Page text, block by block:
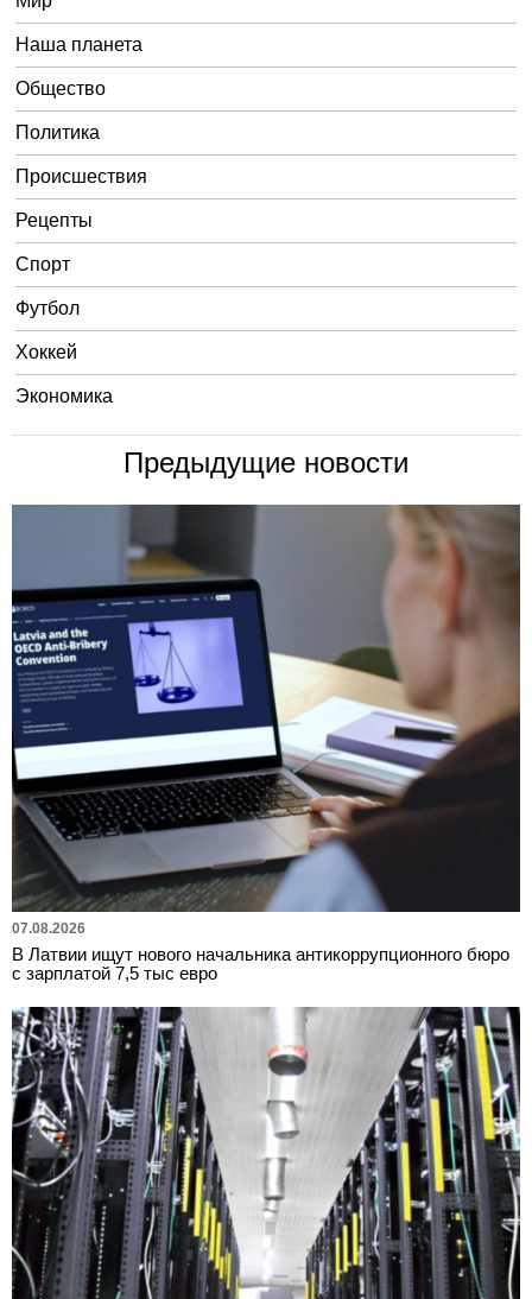
Наша планета
Общество
Политика
Происшествия
Рецепты
Спорт
Футбол
Хоккей
Экономика
Предыдущие новости
07.08.2026
В Латвии ищут нового начальника антикоррупционного бюро
с зарплатой 7,5 тыс евро